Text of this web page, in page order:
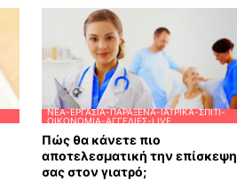
ΝΈΑ-ΕΡΓΑΣΊΑ-ΠΑΡΆΞΕΝΑ-ΙΑΤΡΙΚΆ-ΣΠΊΤΙ-
ΟΙΚΟΝΟΜΊΑ-ΑΓΓΕΛΊΕΣ-LIVE
Πώς θα κάνετε πιο
αποτελεσματική την επίσκεψη
σας στον γιατρό;